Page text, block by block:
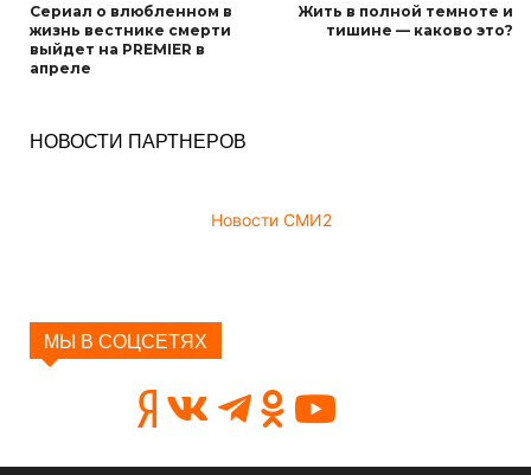
Сериал о влюбленном в
жизнь вестнике смерти
выйдет на PREMIER в
апреле
Жить в полной темноте и
тишине — каково это?
НОВОСТИ ПАРТНЕРОВ
Новости СМИ2
МЫ В СОЦСЕТЯХ